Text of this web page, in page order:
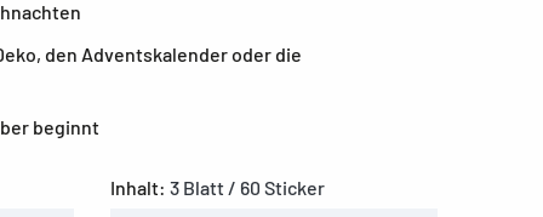
den Adventskalender oder die
beginnt
Inhalt: 3 Blatt / 60 Sticker